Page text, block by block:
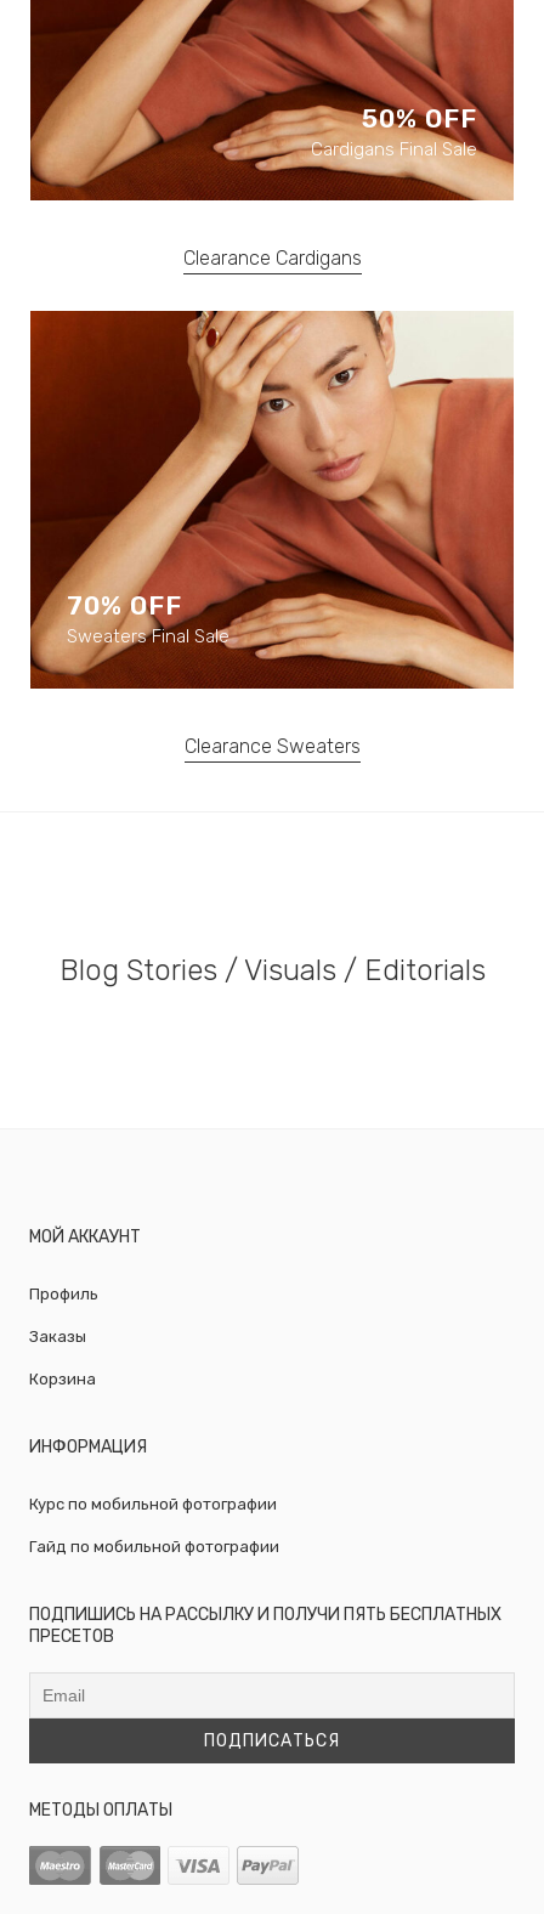
50% OFF
Cardigans Final Sale
Clearance Cardigans
70% OFF
Sweaters Final Sale
Clearance Sweaters
Blog Stories / Visuals / Editorials
МОЙ АККАУНТ
Профиль
Заказы
Корзина
ИНФОРМАЦИЯ
Курс по мобильной фотографии
Гайд по мобильной фотографии
ПОДПИШИСЬ НА РАССЫЛКУ И ПОЛУЧИ ПЯТЬ БЕСПЛАТНЫХ
ПРЕСЕТОВ
МЕТОДЫ ОПЛАТЫ